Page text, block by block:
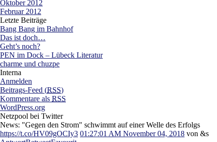
Oktober 2012
Februar 2012
Letzte Beiträge
Bang Bang im Bahnhof
Das ist doch…
Geht’s noch?
PEN im Dock – Lübeck Literatur
charme und chuzpe
Interna
Anmelden
Beitrags-Feed (RSS)
Kommentare als RSS
WordPress.org
Netzpool bei Twitter
News: "Gegen den Strom" schwimmt auf einer Welle des Erfolgs
https://t.co/HV09gOCIy3 01:27:01 AM November 04, 2018 von &s